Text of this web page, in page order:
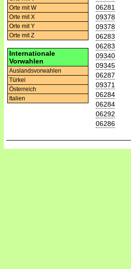
Orte mit W
Orte mit X
Orte mit Y
Orte mit Z
Internationale
Vorwahlen
Auslandsvorwahlen
Türkei
Österreich
Italien
06281
09378
09378
06283
06283
09340
09345
06287
09371
06284
06284
06292
06286